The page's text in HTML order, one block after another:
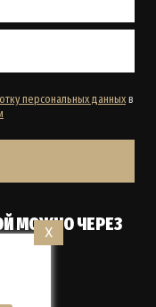
персональных данных в
МОЖНО ЧЕРЕЗ
X